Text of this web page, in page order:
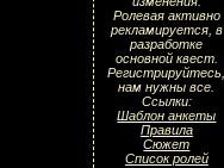
Ролевая активно
рекламируется, в
разработке
основной квест.
Регистрируйтесь,
нам нужны все.
Ссылки:
Шаблон анкеты
Правила
Сюжет
Список ролей